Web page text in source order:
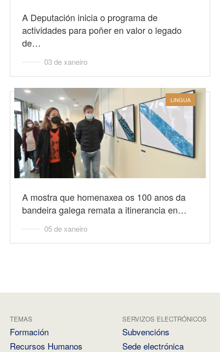
A Deputación inicia o programa de
actividades para poñer en valor o legado
de…
03 de xaneiro
LINGUA
A mostra que homenaxea os 100 anos da
bandeira galega remata a itinerancia en…
05 de xaneiro
TEMAS
Formación
Recursos Humanos
SERVIZOS ELECTRÓNICOS
Subvencións
Sede electrónica